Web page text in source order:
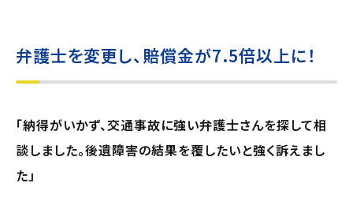
弁護士を変更し、賠償金が7.5倍以上に！
「納得がいかず、交通事故に強い弁護士さんを探して相
談しました。後遺障害の結果を覆したいと強く訴えまし
た」